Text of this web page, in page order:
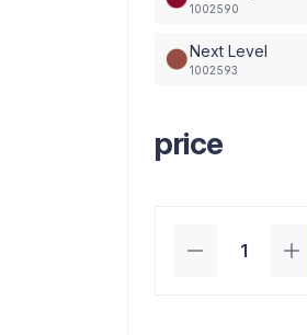
1002590
Next Level
1002593
price